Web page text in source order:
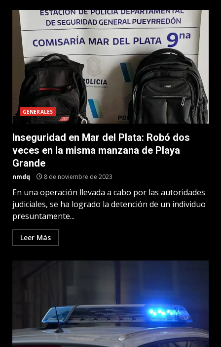
GENERALES
Inseguridad en Mar del Plata: Robó dos
veces en la misma manzana de Playa
Grande
nmdq 8 de noviembre de 2023
En una operación llevada a cabo por las autoridades
judiciales, se ha logrado la detención de un individuo
presuntamente...
Leer Más